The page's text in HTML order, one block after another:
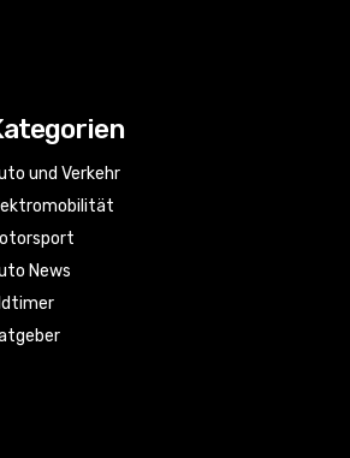
und Verkehr
News